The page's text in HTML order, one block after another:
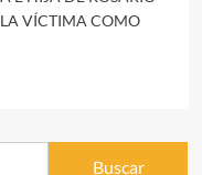
VÍCTIMA COMO